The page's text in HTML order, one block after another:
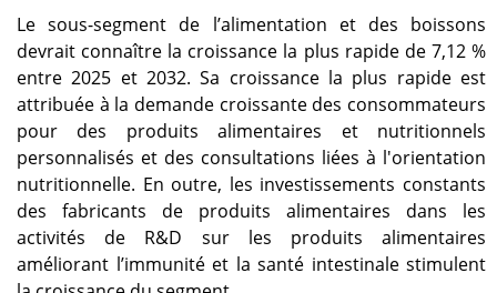
Le sous-segment de l’alimentation et des boissons
devrait connaître la croissance la plus rapide de 7,12 %
entre 2025 et 2032. Sa croissance la plus rapide est
attribuée à la demande croissante des consommateurs
pour des produits alimentaires et nutritionnels
personnalisés et des consultations liées à l'orientation
nutritionnelle. En outre, les investissements constants
des fabricants de produits alimentaires dans les
activités de R&D sur les produits alimentaires
améliorant l’immunité et la santé intestinale stimulent